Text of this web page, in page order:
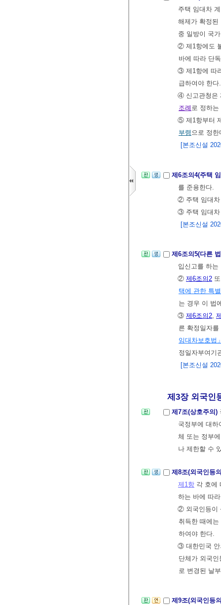
주택 임대차
해제가 확정된
중 일방이 국
② 제1항에도
바에 따라 단
③ 제1항에 따
급하여야 한다.
④ 신고관청은
조례 로 정하
⑤ 제1항부터
부령 으로 정한
[본조신설
제6조의4(주택
를 준용한다.
② 주택 임대차
③ 주택 임대차
[본조신설
제6조의5(다른
입신고를 하
② 제6조의2
택에 관한 특
는 경우 이 법
③ 제6조의2
른 확정일자
임대차보호법
정일자부여기
[본조신설
제3장 외국인등
제7조(상호주의)
국정부에 대
체 또는 정부
나 제한할 수
제8조(외국인등
제1항 각 호에
하는 바에 따
② 외국인등이
취득한 때에
하여야 한다.
③ 대한민국 안
단체가 외국
로 변경된 날
제9조(외국인등